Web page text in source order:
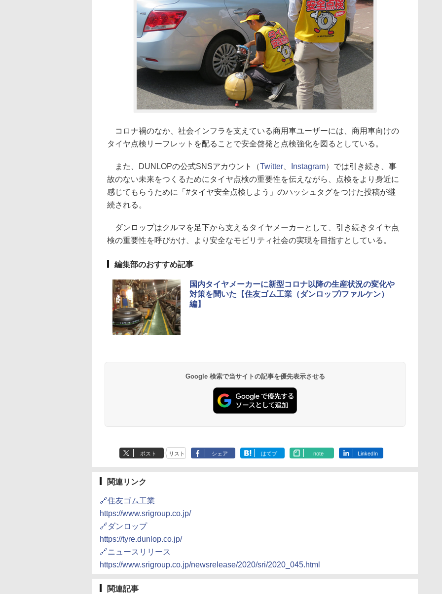
コロナ禍のなか、社会インフラを支えている商用車ユーザーには、商用車向けの
タイヤ点検リーフレットを配ることで安全啓発と点検強化を図るとしている。
また、DUNLOPの公式SNSアカウント（Twitter Instagram）では引き続き、事
故のない未来をつくるためにタイヤ点検の重要性を伝えながら、点検をより身近に
感じてもらうために「#タイヤ安全点検しよう」のハッシュタグをつけた投稿が継
続される。
ダンロップはクルマを足下から支えるタイヤメーカーとして、引き続きタイヤ点
検の重要性を呼びかけ、より安全なモビリティ社会の実現を目指すとしている。
編集部のおすすめ記事
国内タイヤメーカーに新型コロナ以降の生産状況の変化や
対策を聞いた【住友ゴム工業（ダンロップ/ファルケン）
編】
Google 検索で当サイトの記事を優先表示させる
ポスト リスト シェア はてブ note LinkedIn
関連リンク
🔗住友ゴム工業
https://www.srigroup.co.jp/
🔗ダンロップ
https://tyre.dunlop.co.jp/
🔗ニュースリリース
https://www.srigroup.co.jp/newsrelease/2020/sri/2020_045.html
関連記事